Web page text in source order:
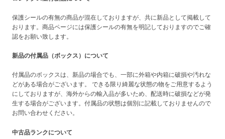
保護シールの有無の商品が混在しておりますが、共に新品として掲載して
おります。商品ページには保護シールの有無を明記しておりますのでご確
認をお願い致します。
新品の付属品（ボックス）について
付属品のボックスは、新品の場合でも、一部に外箱や内箱に破損や汚れな
どがある場合がございます。 できる限り綺麗な状態の物をご用意するよう
にしておりますが、海外からの輸入品が多いため、配送時に破損などが発
生する場合がございます。付属品の状態は個別に記載しておりませんので
お問い合わせください。
中古品ランクについて